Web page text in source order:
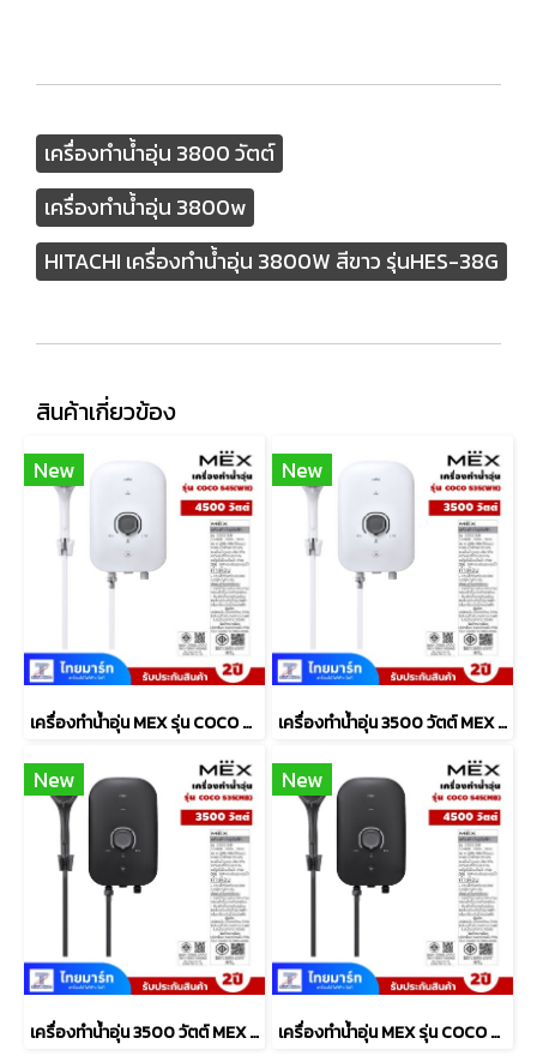
เครื่องทำน้ำอุ่น 3800 วัตต์
เครื่องทำน้ำอุ่น 3800w
HITACHI เครื่องทำน้ำอุ่น 3800W สีขาว รุ่นHES-38G
สินค้าเกี่ยวข้อง
New
เครื่องทำน้ำอุ่น MEX รุ่น COCO S45 (WH) 4500วัตต์ สีขาว
New
เครื่องทำน้ำอุ่น 3500 วัตต์ MEX รุ่น COCO S35 (WH) สีขาว
New
เครื่องทำน้ำอุ่น 3500 วัตต์ MEX รุ่น COCO S35 (MB) สีดำ
New
เครื่องทำน้ำอุ่น MEX รุ่น COCO S45 (MB) 4500วัตต์